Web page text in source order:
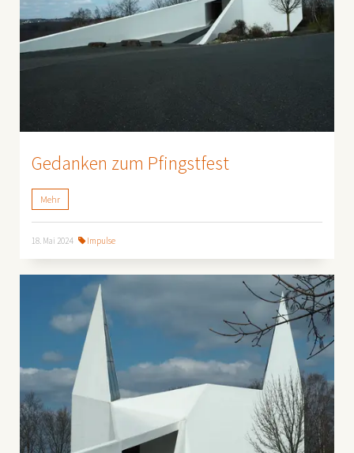
Gedanken zum Pfingstfest
Mehr
18. Mai 2024 Impulse